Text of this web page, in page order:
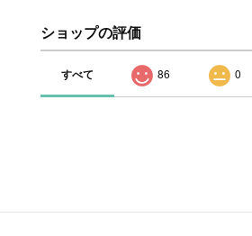
ショップの評価
すべて 86 0